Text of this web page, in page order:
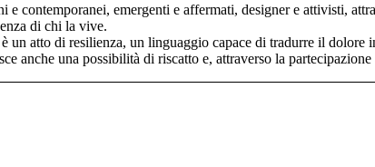
e contemporanei, emergenti e affermati, designer e attivisti,
di chi la vive.
un atto di resilienza, un linguaggio capace di tradurre il dolore
anche una possibilità di riscatto e, attraverso la